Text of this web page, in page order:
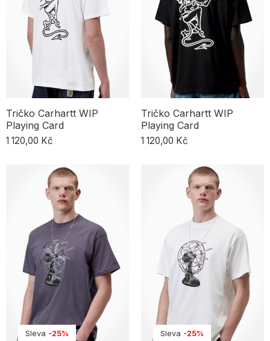
Tričko Carhartt WIP
Playing Card
1 120,00 Kč
Tričko Carhartt WIP
Playing Card
1 120,00 Kč
Sleva -25% Sleva -25%